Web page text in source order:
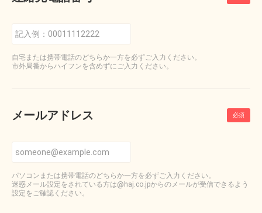
自宅または携帯電話のどちらか一方を必ずご入力ください。
市外局番からハイフンを含めずにご入力ください。
メールアドレス
パソコンまたは携帯電話のどちらか一方を必ずご入力ください。
迷惑メール設定をされている方は@haj.co.jpからのメールが受信できるよう
設定をご確認ください。